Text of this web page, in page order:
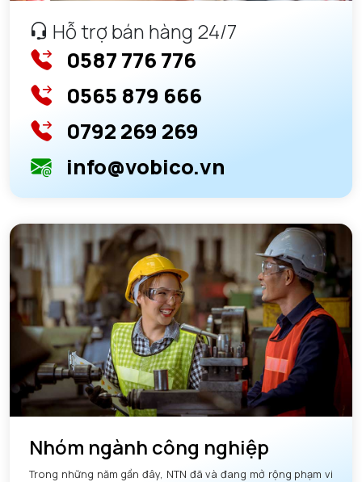
Hỗ trợ bán hàng 24/7
0587 776 776
0565 879 666
0792 269 269
info@vobico.vn
Nhóm ngành công nghiệp
Trong những năm gần đây, NTN đã và đang mở rộng phạm vi